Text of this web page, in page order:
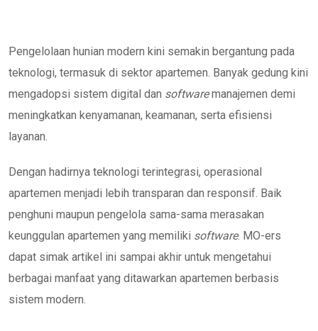
Pengelolaan hunian modern kini semakin bergantung pada
teknologi, termasuk di sektor apartemen. Banyak gedung kini
mengadopsi sistem digital dan softwaremanajemen demi
meningkatkan kenyamanan, keamanan, serta efisiensi
layanan.
Dengan hadirnya teknologi terintegrasi, operasional
apartemen menjadi lebih transparan dan responsif. Baik
penghuni maupun pengelola sama-sama merasakan
keunggulan apartemen yang memiliki software. MO-ers
dapat simak artikel ini sampai akhir untuk mengetahui
berbagai manfaat yang ditawarkan apartemen berbasis
sistem modern.